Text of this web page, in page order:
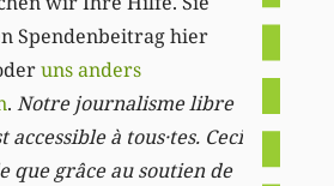
Spendenbeitrag hier
uns anders
. Notre journalisme libre
accessible à tous·tes. Ceci
que grâce au soutien de